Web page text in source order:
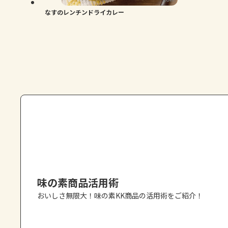
なすのレンチンドライカレー
味の素商品活用術
おいしさ無限大！味の素KK商品の活用術をご紹介！